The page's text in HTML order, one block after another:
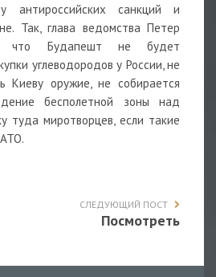
антироссийских санкций и
Так, глава ведомства Петер
что Будапешт не будет
углеводородов у России, не
Киеву оружие, не собирается
бесполетной зоны над
туда миротворцев, если такие
СЛЕДУЮЩИЙ ПОСТ
Посмотреть